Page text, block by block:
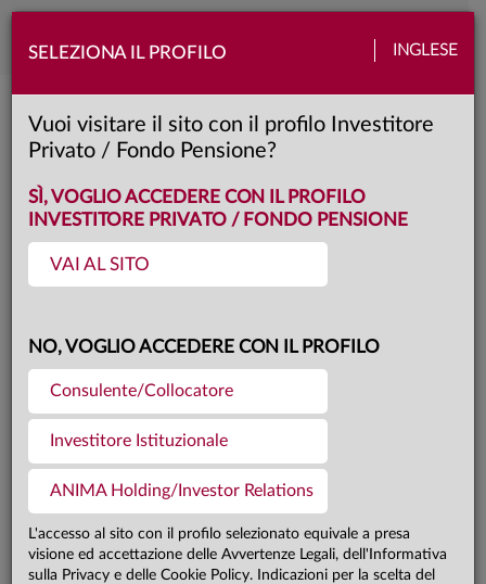
SELEZIONA IL PROFILO INGLESE
Vuoi visitare il sito con il profilo Investitore
Privato / Fondo Pensione?
SÌ, VOGLIO ACCEDERE CON IL PROFILO
INVESTITORE PRIVATO / FONDO PENSIONE
VAI AL SITO
NO, VOGLIO ACCEDERE CON IL PROFILO
Consulente/Collocatore
Investitore Istituzionale
ANIMA Holding/Investor Relations
L'accesso al sito con il profilo selezionato equivale a presa
visione ed accettazione delle Avvertenze Legali, dell'Informativa
sulla Privacy e delle Cookie Policy. Indicazioni per la scelta del
Toggle
Quotazioni e Performance
In evidenza
SISTEMA
CEDOLA
ART. 8-9 SFDR
TROVATI DI 674 RESETTA FILTRI